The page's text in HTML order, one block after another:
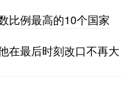
比例最高的10个国家
在最后时刻改口不再大